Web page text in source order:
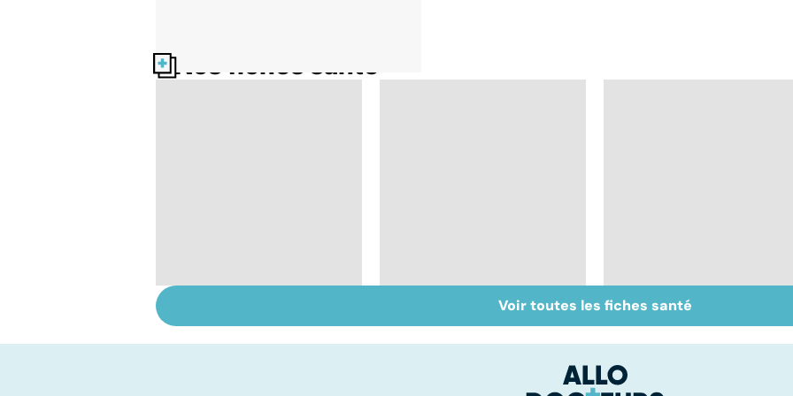
Nos fiches santé
crises de sommeil
Huntington : une
Tout savoir sur le
cerveau
Voir toutes les fiches santé